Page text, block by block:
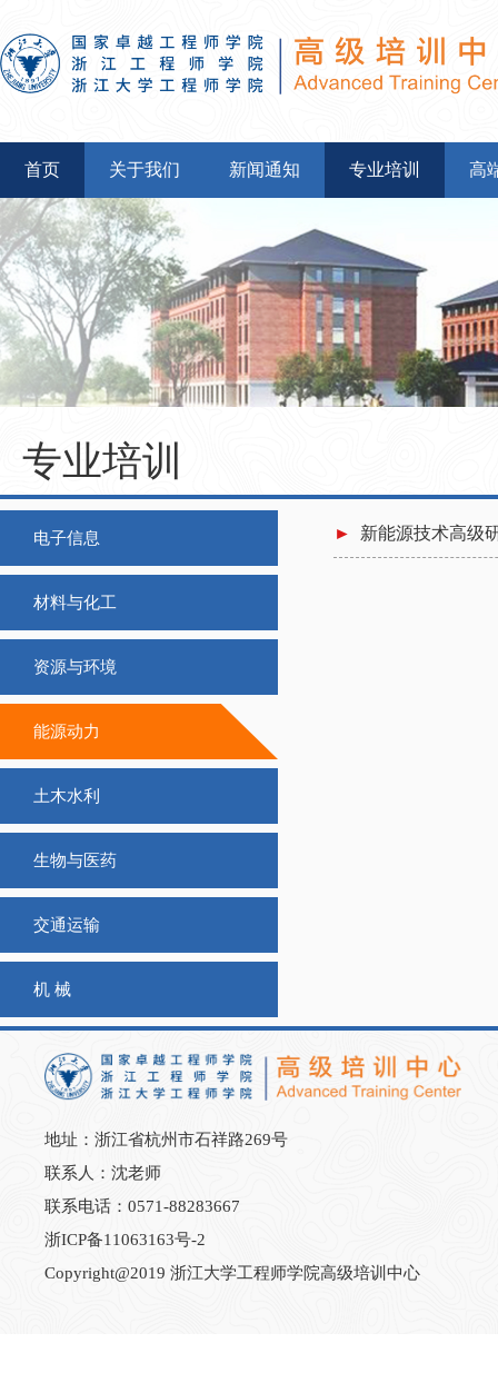
首页 关于我们 新闻通知 专业培训 高
专业培训
电子信息
材料与化工
资源与环境
能源动力
土木水利
生物与医药
交通运输
机 械
► 新能源技术高级
地址：浙江省杭州市石祥路269号
联系人：沈老师
联系电话：0571-88283667
浙ICP备11063163号-2
Copyright@2019 浙江大学工程师学院高级培训中心